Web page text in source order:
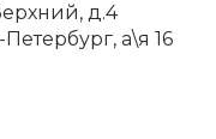
д.4
а\я 16